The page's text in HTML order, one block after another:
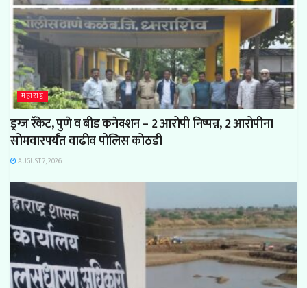
महाराष्ट्र
ड्रग्ज रॅकेट, पुणे व बीड कनेक्शन – 2 आरोपी निष्पन्न, 2 आरोपीना
सोमवारपर्यंत वाढीव पोलिस कोठडी
AUGUST 7, 2026